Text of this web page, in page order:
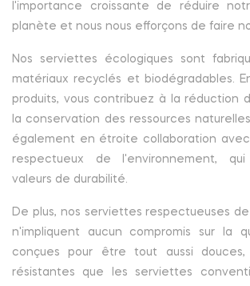
l'importance croissante de réduire
planète et nous nous efforçons de faire
Nos serviettes écologiques sont
matériaux recyclés et biodégradables.
produits, vous contribuez à la réduction
la conservation des ressources
également en étroite collaboration avec
respectueux de l'environnement,
valeurs de durabilité.
De plus, nos serviettes respectueuses
n'impliquent aucun compromis sur la
conçues pour être tout aussi
résistantes que les serviettes